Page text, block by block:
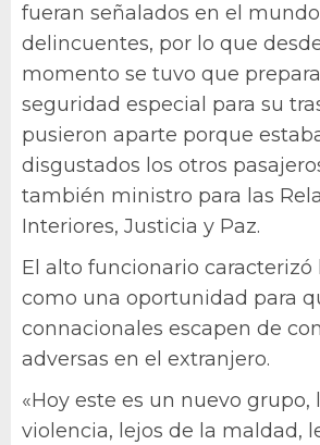
fueran señalados en el
delincuentes, por lo que
momento se tuvo que
seguridad especial para su
pusieron aparte porque
disgustados los otros
también ministro para las
Interiores, Justicia y Paz.
El alto funcionario caracterizó
como una oportunidad para
connacionales escapen de
adversas en el extranjero.
«Hoy este es un nuevo grupo,
violencia, lejos de la maldad,